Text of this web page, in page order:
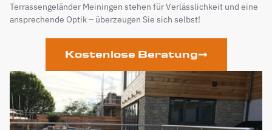
Terrassengeländer Meiningen stehen für Verlässlichkeit und eine
ansprechende Optik – überzeugen Sie sich selbst!
Kostenlose Beratung